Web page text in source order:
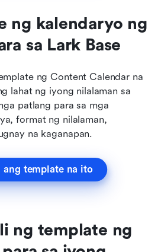
ng kalendaryo ng
sa Lark Base
ng Content Calendar na
lahat ng iyong nilalaman sa
patlang para sa mga
format ng nilalaman,
na kaganapan.
ang template na ito
ng template ng